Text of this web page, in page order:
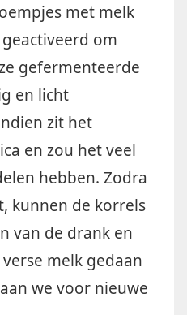
met melk
om
gefermenteerde
en licht
zit het
en zou het veel
hebben. Zodra
kunnen de korrels
van de drank en
melk gedaan
we voor nieuwe